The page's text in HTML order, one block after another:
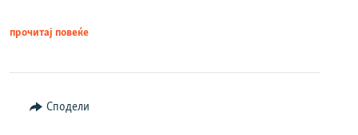
прочитај повеќе
Сподели